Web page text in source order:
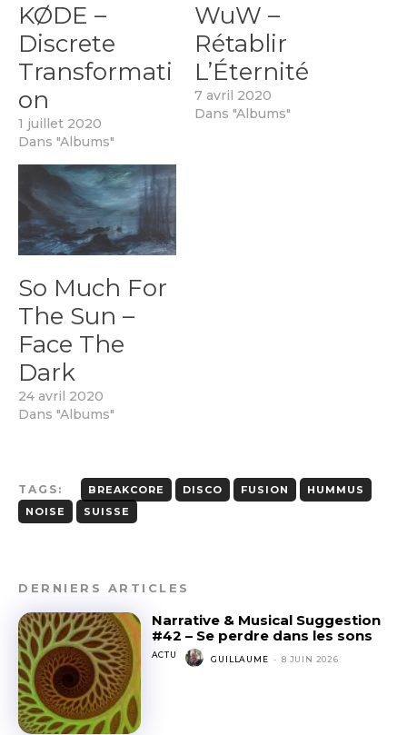
KØDE –
Discrete
Transformati
on
1 juillet 2020
Dans "Albums"
WuW –
Rétablir
L’Éternité
7 avril 2020
Dans "Albums"
So Much For
The Sun –
Face The
Dark
24 avril 2020
Dans "Albums"
TAGS: BREAKCORE DISCO FUSION
HUMMUS
NOISE
SUISSE
DERNIERS ARTICLES
Narrative & Musical Suggestion
#42 – Se perdre dans les sons
ACTU GUILLAUME - 8 JUIN 2026